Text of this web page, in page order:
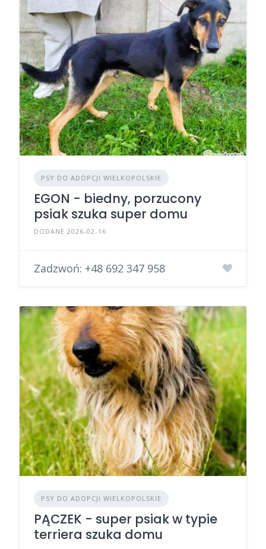
PSY DO ADOPCJI WIELKOPOLSKIE
EGON - biedny, porzucony
psiak szuka super domu
DODANE 2026-02-16
Zadzwoń: +48 692 347 958
PSY DO ADOPCJI WIELKOPOLSKIE
PĄCZEK - super psiak w typie
terriera szuka domu